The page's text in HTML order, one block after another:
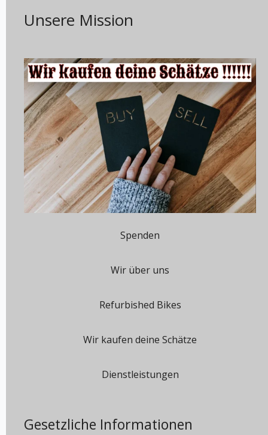
Unsere Mission
Spenden
Wir über uns
Refurbished Bikes
Wir kaufen deine Schätze
Dienstleistungen
Gesetzliche Informationen